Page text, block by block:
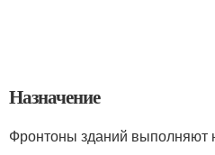
Назначение
Фронтоны зданий выполняют